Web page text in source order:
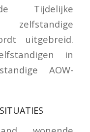
Tijdelijke
zelfstandige
uitgebreid.
in
AOW-